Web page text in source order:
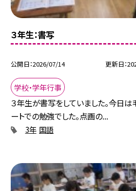
３年生：書写
公開日 2026/07/14 更新日
学校・学年行事
３年生が書写をしていました。今日は
ートでの勉強でした。点画の...
3年 国語